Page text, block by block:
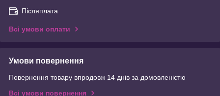
Післяплата
Всі умови оплати
Умови повернення
Повернення товару впродовж 14 днів за домовленістю
Всі умови повернення